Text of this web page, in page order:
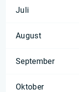
Juli
August
September
Oktober